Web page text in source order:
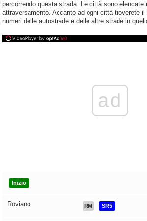
percorrendo questa strada. Le città sono elencate
attraversamento. Accanto ad ogni città troverete il
numeri delle autostrade e delle altre strade in
ad
Inizio
Roviano RM SR5